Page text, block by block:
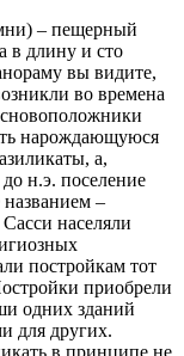
– пещерный
в длину и сто
вы видите,
во времена
нарождающуюся
а,
н.э. поселение
–
населяли
постройкам тот
приобрели
одних зданий
для других.
в принципе не